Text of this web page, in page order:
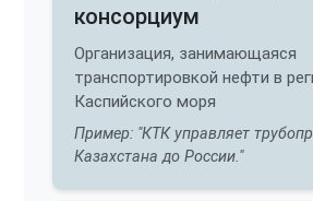
консорциум
Организация, занимающаяся
транспортировкой нефти в
Каспийского моря
Пример: "КТК управляет
Казахстана до России."